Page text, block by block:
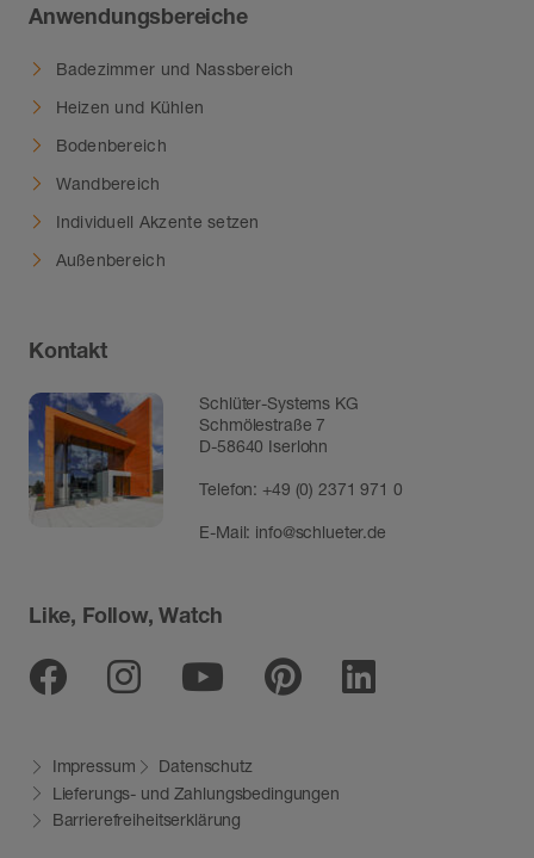
Anwendungsbereiche
Badezimmer und Nassbereich
Heizen und Kühlen
Bodenbereich
Wandbereich
Individuell Akzente setzen
Außenbereich
Kontakt
Schlüter-Systems KG
Schmölestraße 7
D-58640 Iserlohn
Telefon:+49 (0) 2371 971 0
E-Mail: info@schlueter.de
Like, Follow, Watch
Facebook
InstagramYoutube
PinterestLinkedin
Impressum
Datenschutz
Lieferungs- und Zahlungsbedingungen
Barrierefreiheitserklärung